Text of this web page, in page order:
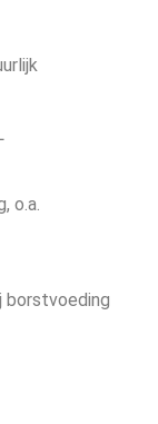
o.a.
borstvoeding